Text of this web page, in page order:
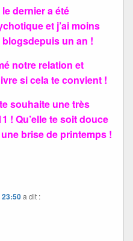
dernier a été
et j’ai moins
un an !
notre relation et
si cela te convient !
souhaite une très
! Qu’elle te soit douce
brise de printemps !
23:50a dit :